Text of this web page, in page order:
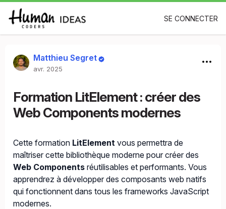
SE CONNECTER
Matthieu Segret
avr. 2025
Formation LitElement : créer des
Web Components modernes
Cette formation LitElement vous permettra de
maîtriser cette bibliothèque moderne pour créer des
Web Components réutilisables et performants. Vous
apprendrez à développer des composants web natifs
qui fonctionnent dans tous les frameworks JavaScript
modernes.